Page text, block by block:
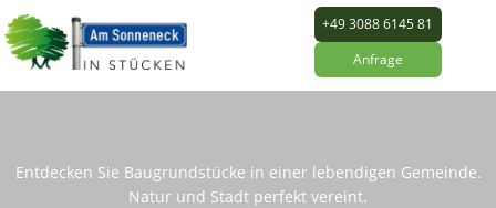
+49 3088 6145 81
Anfrage
Entdecken Sie Baugrundstücke in einer lebendigen Gemeinde.
Natur und Stadt perfekt vereint.